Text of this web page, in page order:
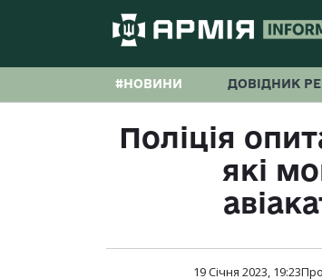
#НОВИНИ ДОВІДНИК
Поліція
які
19 Січня 2023, 19:23